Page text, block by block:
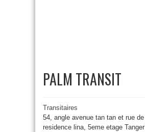
PALM TRANSIT
Transitaires
54, angle avenue tan tan et rue de
residence lina, 5eme etage